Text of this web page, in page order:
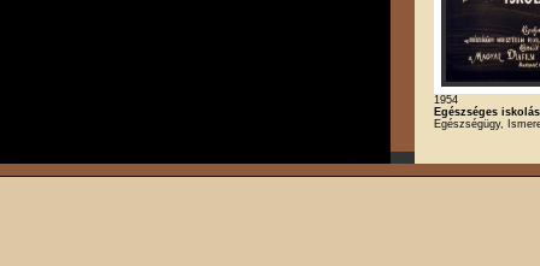
1954
Egészséges
Egészségügy,